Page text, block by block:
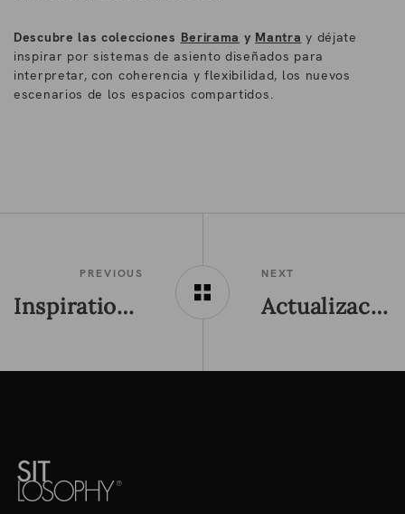
Descubre las colecciones Berirama y Mantra y déjate
inspirar por sistemas de asiento diseñados para
interpretar, con coherencia y flexibilidad, los nuevos
escenarios de los espacios compartidos.
PREVIOUS
Inspiration Book Sitlosophy 2026: ideas y soluciones para interpretar los espacios de trabajo contemporáneos
NEXT
Actualización de datos de Sitlosophy en pCon.planner: más precisión de diseño, más valor para los profesionales